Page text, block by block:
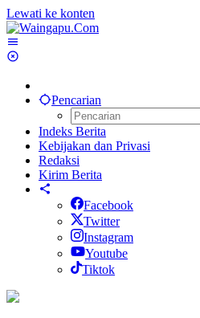
Lewati ke konten
Pencarian
Indeks Berita
Kebijakan dan Privasi
Redaksi
Kirim Berita
Facebook
Twitter
Instagram
Youtube
Tiktok